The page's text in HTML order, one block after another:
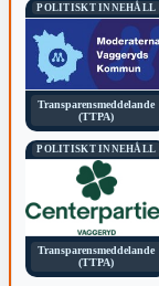
POLITISKT INNEHÅLL
Transparensmeddelande
(TTPA)
POLITISKT INNEHÅLL
Transparensmeddelande
(TTPA)